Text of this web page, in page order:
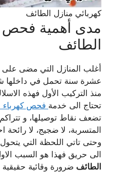
كهربائي منازل الطائف
مدى أهمية فحص
الطائف
أغلب المنازل التي مضى على
عشرة سنة تحمل في داخلها
منذ التركيب الأول فهذه
تحتاج الى خدمة فحص كهرباء
تضعف نقاط توصيلها، و تتراكم
المتسربة، لا ضجيج، لا رائحة
وحتى تاتي اللحظة التي يتحول
الى حريق فهذا هو السبب
الطائف ضرورة وقائية